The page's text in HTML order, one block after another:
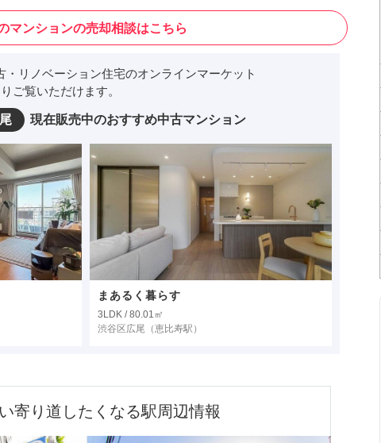
マンションの売却相談はこちら
リノベーション住宅のオンラインマーケット
りご覧いただけます。
現在販売中のおすすめ中古マンション
まあるく暮らす
3LDK / 80.01㎡
渋谷区広尾 （恵比寿駅）
寄り道したくなる駅周辺情報